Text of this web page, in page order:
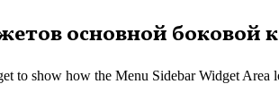
основной боковой
to show how the Menu Sidebar Widget Area